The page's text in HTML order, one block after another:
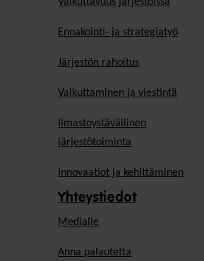
Ennakointi- ja strategiatyö
Järjestön rahoitus
Vaikuttaminen ja viestintä
Ilmastoystävällinen
järjestötoiminta
Innovaatiot ja kehittäminen
Yhteystiedot
Medialle
Anna palautetta